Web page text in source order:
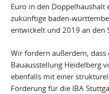
Euro in den Doppelhaushalt
zukünftige baden-
entwickelt und 2019 an den
Wir fordern außerdem,
Bauausstellung Heidelberg
ebenfalls mit einer
Förderung für die IBA